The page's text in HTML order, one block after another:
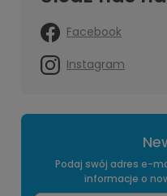
Facebook
Instagram
Podaj swój adres e-
informacje o